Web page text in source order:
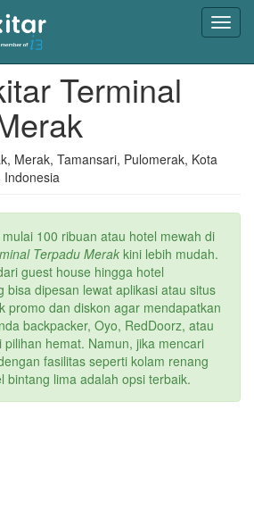
Terminal
Merak, Tamansari, Pulomerak, Kota
Indonesia
100 ribuan atau hotel mewah di
Terpadu Merak kini lebih mudah.
guest house hingga hotel
bisa dipesan lewat aplikasi atau situs
promo dan diskon agar mendapatkan
backpacker, Oyo, RedDoorz, atau
hemat. Namun, jika mencari
fasilitas seperti kolam renang
bintang lima adalah opsi terbaik.